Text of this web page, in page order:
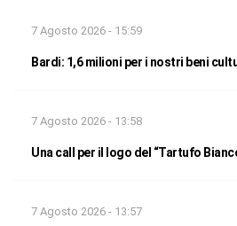
7 Agosto 2026 - 15:59
Bardi: 1,6 milioni per i nostri beni
7 Agosto 2026 - 13:58
Una call per il logo del “Tartufo
7 Agosto 2026 - 13:57